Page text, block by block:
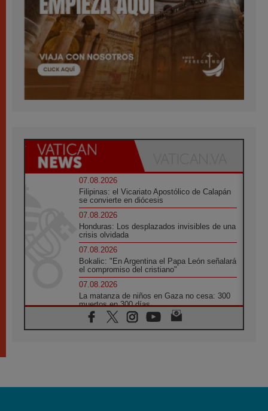
07.08.2026
Filipinas: el Vicariato Apostólico de Calapán
se convierte en diócesis
07.08.2026
Honduras: Los desplazados invisibles de una
crisis olvidada
07.08.2026
Bokalic: "En Argentina el Papa León señalará
el compromiso del cristiano"
07.08.2026
La matanza de niños en Gaza no cesa: 300
muertos en 300 días
07.08.2026
Tagle: La guerra desfigura el mundo, solo la